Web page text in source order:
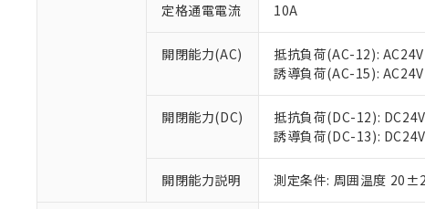
定格通電電流 10A
開閉能力(AC)
抵抗負荷(AC-12):
誘導負荷(AC-15):
開閉能力(DC)
抵抗負荷(DC-12):
誘導負荷(DC-13):
開閉能力説明 測定条件: 周囲温度
正式な納期状
当社販売員に
オムロン制御
す。
マイパーツ機能
ている必要があ
お客様が当ウェ
が、当社の製品
フタル酸エステル類の４物
※2 対応予定月
※3 非含有証明書
Cr(Ⅵ)(六価クロム) :
DEHP(フタル酸ビス(2-エ
※2 環境保護使用
「ｅ」：有害物質（
「10」：通常の使用
「－」：未確認です
当社は貴社製品
置等に一切使
当社は、貴社製
また当社は、販
△ 一定数に
－
在庫なし(
機器販売
空
白
受注生産機